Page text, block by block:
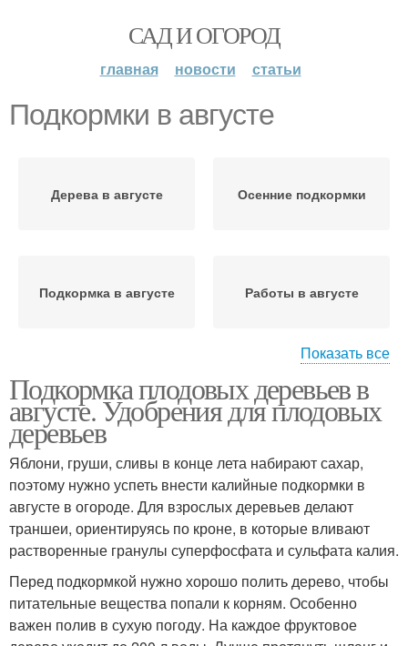
САД И ОГОРОД
главная новости статьи
Подкормки в августе
Дерева в августе Осенние подкормки
Подкормка в августе Работы в августе
Овощи в августе Поливы в августе
Грядки в августе Урожай в августе
Огород в августе
Августовская
подкормка
Показать все
Подкормка плодовых деревьев в
августе. Удобрения для плодовых
деревьев
Яблони, груши, сливы в конце лета набирают сахар,
поэтому нужно успеть внести калийные подкормки в
августе в огороде. Для взрослых деревьев делают
траншеи, ориентируясь по кроне, в которые вливают
растворенные гранулы суперфосфата и сульфата калия.
Перед подкормкой нужно хорошо полить дерево, чтобы
питательные вещества попали к корням. Особенно
важен полив в сухую погоду. На каждое фруктовое